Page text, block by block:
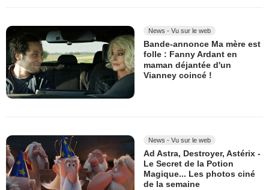
News - Vu sur le web
Bande-annonce Ma mère est
folle : Fanny Ardant en
maman déjantée d'un
Vianney coincé !
News - Vu sur le web
Ad Astra, Destroyer, Astérix -
Le Secret de la Potion
Magique... Les photos ciné
de la semaine